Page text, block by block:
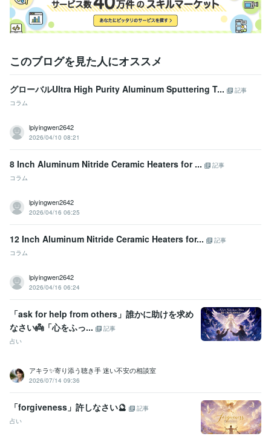
このブログを見た人にオススメ
グローバルUltra High Purity Aluminum Sputtering T...
記事
コラム
lpiyingwen2642
2026/04/10 08:21
8 Inch Aluminum Nitride Ceramic Heaters for ...
記事
コラム
lpiyingwen2642
2026/04/16 06:25
12 Inch Aluminum Nitride Ceramic Heaters for...
記事
コラム
lpiyingwen2642
2026/04/16 06:24
「ask for help from others」誰かに助けを求め
なさい👼「心をふっ...
記事
占い
アキラ✨寄り添う聴き手 迷い不安の相談室
2026/07/14 09:36
「forgiveness」許しなさい🔮
記事
占い